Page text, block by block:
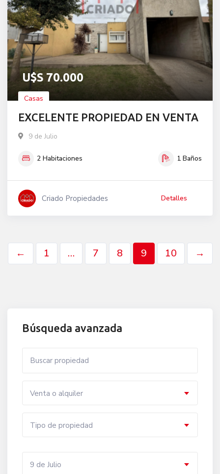
U$S 70.000
Casas
EXCELENTE PROPIEDAD EN VENTA
9 de Julio
2 Habitaciones 1 Baños
Criado Propiedades Detalles
← 1 … 7 8 9 10 →
Búsqueda avanzada
Venta o alquiler
Tipo de propiedad
9 de Julio